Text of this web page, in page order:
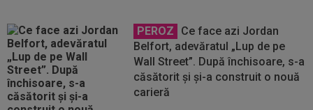
PEROZ
Ce face azi Jordan
Belfort, adevăratul „Lup de pe
Wall Street”. După închisoare, s-a
căsătorit și și-a construit o nouă
carieră